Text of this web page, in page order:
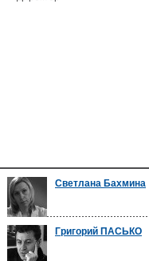
Светлана Бахмина
Григорий ПАСЬКО